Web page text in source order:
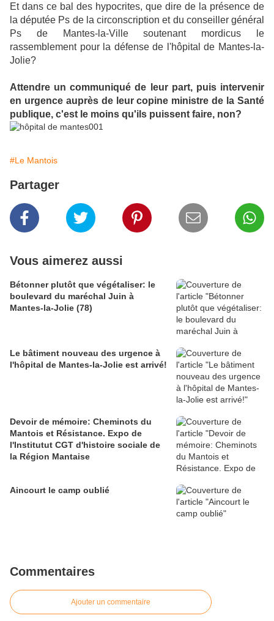
Et dans ce bal des hypocrites, que dire de la présence de
la députée Ps de la circonscription et du conseiller général
Ps de Mantes-la-Ville soutenant mordicus le
rassemblement pour la défense de l'hôpital de Mantes-la-
Jolie?
Attendre un communiqué de leur part, puis intervenir
en urgence auprès de leur copine ministre de la Santé
publique, c'est le moins qu'ils puissent faire, non?
#Le Mantois
Partager
Vous aimerez aussi
Bétonner plutôt que végétaliser: le
boulevard du maréchal Juin à
Mantes-la-Jolie (78)
Le bâtiment nouveau des urgence à
l'hôpital de Mantes-la-Jolie est arrivé!
Devoir de mémoire: Cheminots du
Mantois et Résistance. Expo de
l'Institutut CGT d'histoire sociale de
la Région Mantaise
Aincourt le camp oublié
Commentaires
Ajouter un commentaire